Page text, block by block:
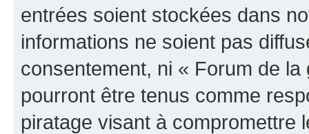
entrées soient stockées dans
informations ne soient pas
consentement, ni « Forum de
pourront être tenus comme
piratage visant à compromettre